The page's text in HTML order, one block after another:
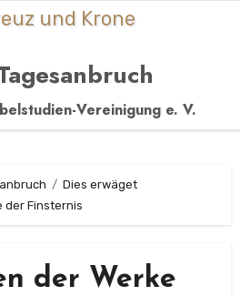
Vereinigung e. V.
Dies erwäget
der Finsternis
der Werke